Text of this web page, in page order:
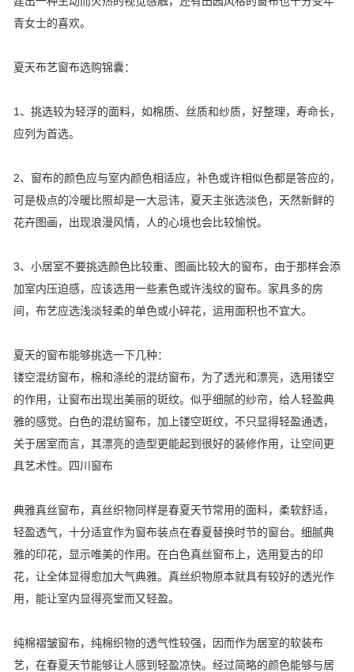
青女士的喜欢。
夏天布艺窗布选购锦囊：
1、挑选较为轻浮的面料，如棉质、丝质和纱质，好整理，寿命长，
应列为首选。
2、窗布的颜色应与室内颜色相适应，补色或许相似色都是答应的，
可是极点的冷暖比照却是一大忌讳，夏天主张选淡色，天然新鲜的
花卉图画，出现浪漫风情，人的心境也会比较愉悦。
3、小居室不要挑选颜色比较重、图画比较大的窗布，由于那样会添
加室内压迫感，应该选用一些素色或许浅纹的窗布。家具多的房
间，布艺应选浅淡轻柔的单色或小碎花，运用面积也不宜大。
夏天的窗布能够挑选一下几种：
镂空混纺窗布，棉和涤纶的混纺窗布，为了透光和漂亮，选用镂空
的作用，让窗布出现出美丽的斑纹。似乎细腻的纱帘，给人轻盈典
雅的感觉。白色的混纺窗布，加上镂空斑纹，不只显得轻盈通透，
关于居室而言，其漂亮的造型更能起到很好的装修作用，让空间更
具艺术性。四川窗布
典雅真丝窗布，真丝织物同样是春夏天节常用的面料，柔软舒适，
轻盈透气，十分适宜作为窗布装点在春夏替换时节的窗台。细腻典
雅的印花，显示唯美的作用。在白色真丝窗布上，选用复古的印
花，让全体显得愈加大气典雅。真丝织物原本就具有较好的透光作
用，能让室内显得亮堂而又轻盈。
纯棉褶皱窗布，纯棉织物的透气性较强，因而作为居室的软装布
艺，在春夏天节能够让人感到轻盈凉快。经过简略的颜色能够与居